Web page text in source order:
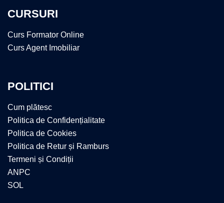
CURSURI
Curs Formator Online
Curs Agent Imobiliar
POLITICI
Cum plătesc
Politica de Confidențialitate
Politica de Cookies
Politica de Retur și Ramburs
Termeni și Condiții
ANPC
SOL